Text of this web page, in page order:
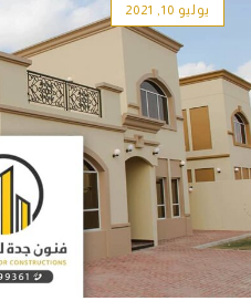
يوليو 10, 2021